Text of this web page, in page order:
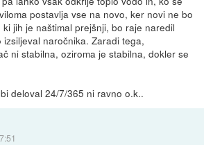
postavlja vse na novo, ker novi ne bo
jih je naštimal prejšnji, bo raje naredil
naročnika. Zaradi tega,
ni stabilna, oziroma je stabilna, dokler se
deloval 24/7/365 ni ravno o.k..